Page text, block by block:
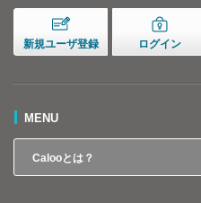
新規ユーザ登録 ログイン
MENU
Calooとは？